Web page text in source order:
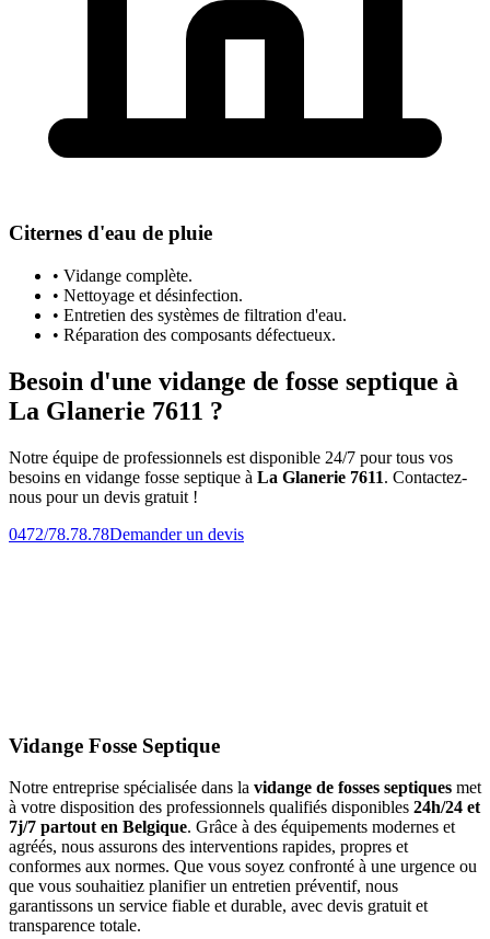
Citernes d'eau de pluie
• Vidange complète.
• Nettoyage et désinfection.
• Entretien des systèmes de filtration d'eau.
• Réparation des composants défectueux.
Besoin d'une vidange de fosse septique à
La Glanerie 7611 ?
Notre équipe de professionnels est disponible 24/7 pour tous vos
besoins en vidange fosse septique à La Glanerie 7611. Contactez-
nous pour un devis gratuit !
0472/78.78.78Demander un devis
Vidange Fosse Septique
Notre entreprise spécialisée dans la vidange de fosses septiques met
à votre disposition des professionnels qualifiés disponibles 24h/24 et
7j/7 partout en Belgique. Grâce à des équipements modernes et
agréés, nous assurons des interventions rapides, propres et
conformes aux normes. Que vous soyez confronté à une urgence ou
que vous souhaitiez planifier un entretien préventif, nous
garantissons un service fiable et durable, avec devis gratuit et
transparence totale.